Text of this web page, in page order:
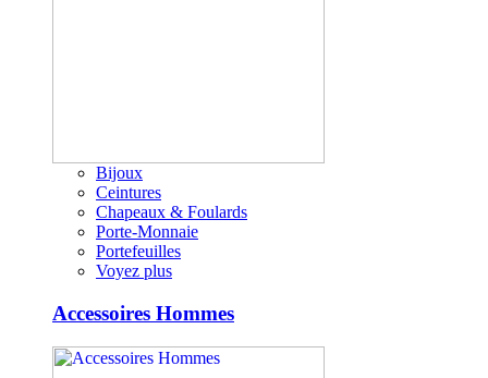
Bijoux
Ceintures
Chapeaux & Foulards
Porte-Monnaie
Portefeuilles
Voyez plus
Accessoires Hommes